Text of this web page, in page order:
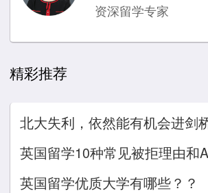
资深留学专家
精彩推荐
北大失利，依然能有机会进剑
英国留学10种常见被拒理由和
英国留学优质大学有哪些？？